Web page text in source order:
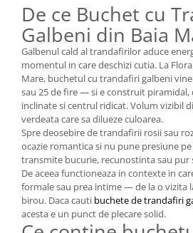
De ce Buchet cu
Galbeni din Baia
Galbenul cald al trandafirilor aduce
momentul in care deschizi cutia. La
Mare, buchetul cu trandafiri galbeni
sau 25 de fire — si e construit piramidal,
inclinate si centrul ridicat. Volum vizibil
verdeata care sa dilueze culoarea.
Spre deosebire de trandafirii rosii sau
ocazie romantica si nu pune presiune
transmite bucurie, recunostinta sau pur
De aceea functioneaza in contexte in
formale sau prea intime — de la o vizita
birou. Daca cauti buchete de trandafiri
acesta e un punct de plecare solid.